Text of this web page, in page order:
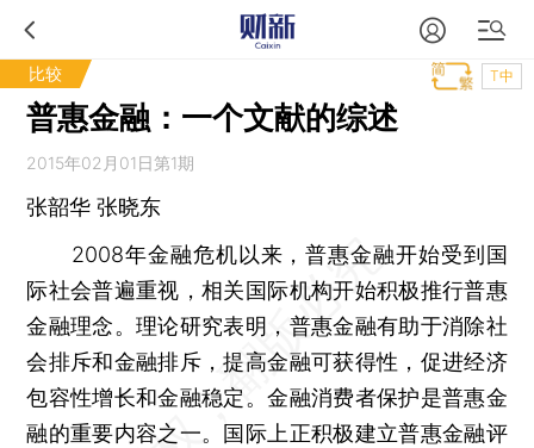
比较 T中
普惠金融：一个文献的综述
2015年02月01日第1期
张韶华 张晓东
2008年金融危机以来，普惠金融开始受到国
际社会普遍重视，相关国际机构开始积极推行普惠
金融理念。理论研究表明，普惠金融有助于消除社
会排斥和金融排斥，提高金融可获得性，促进经济
包容性增长和金融稳定。金融消费者保护是普惠金
融的重要内容之一。国际上正积极建立普惠金融评